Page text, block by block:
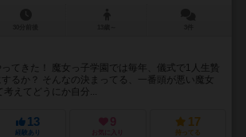
てきた！ 魔女っ子学園では毎年、儀式で1人生贄
るか？ そんなの決まってる、一番頭が悪い魔女
考えてどうにか自分...
13
経験あり
9
お気に入り
17
持ってる